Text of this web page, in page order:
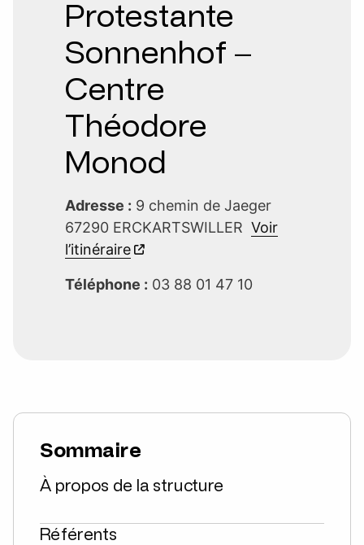
Protestante
Sonnenhof –
Centre
Théodore
Monod
Adresse : 9 chemin de Jaeger
67290 ERCKARTSWILLER Voir
l’itinéraire
Téléphone : 03 88 01 47 10
Sommaire
À propos de la structure
Référents